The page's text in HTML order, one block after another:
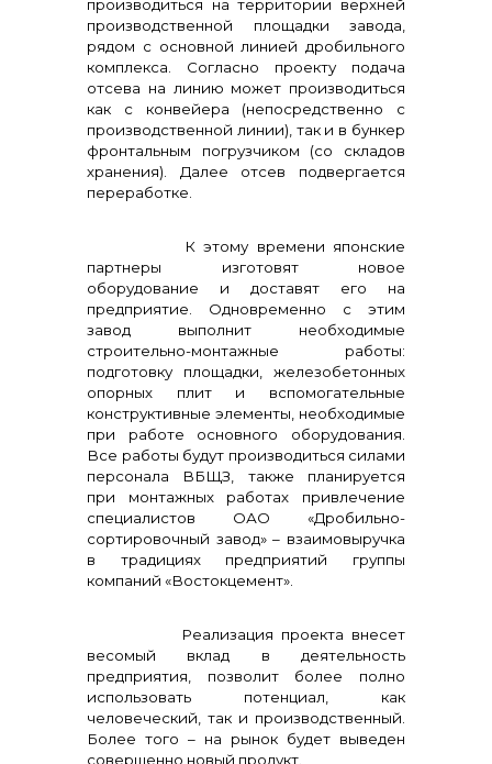
производиться на территории верхней
производственной площадки завода,
рядом с основной линией дробильного
комплекса. Согласно проекту подача
отсева на линию может производиться
как с конвейера (непосредственно с
производственной линии), так и в бункер
фронтальным погрузчиком (со складов
хранения). Далее отсев подвергается
переработке.
К этому времени японские
партнеры изготовят новое
оборудование и доставят его на
предприятие. Одновременно с этим
завод выполнит необходимые
строительно-монтажные работы:
подготовку площадки, железобетонных
опорных плит и вспомогательные
конструктивные элементы, необходимые
при работе основного оборудования.
Все работы будут производиться силами
персонала ВБЩЗ, также планируется
при монтажных работах привлечение
специалистов ОАО «Дробильно-
сортировочный завод» – взаимовыручка
в традициях предприятий группы
компаний «Востокцемент».
Реализация проекта внесет
весомый вклад в деятельность
предприятия, позволит более полно
использовать потенциал, как
человеческий, так и производственный.
Более того – на рынок будет выведен
совершенно новый продукт.